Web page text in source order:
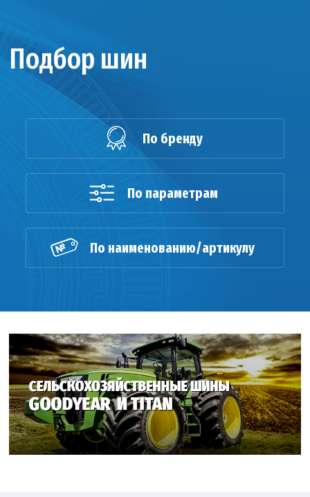
Подбор шин
По бренду
По параметрам
По наименованию/артикулу